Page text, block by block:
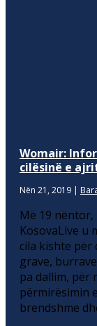
Womair:
cilësinë e
Nën 21, 2019 |
Më 19 nëntor,
KosovaLive u
cila kishte për
grave,
pa dallim, për
përmirësimin
brendshme